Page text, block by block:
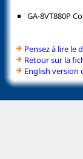
GA-8VT880P
Pensez à lire le
Retour sur la
English version